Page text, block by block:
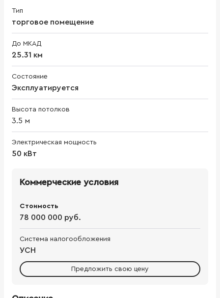
Тип
торговое помещение
До МКАД
25.31 км
Состояние
Эксплуатируется
Высота потолков
3.5 м
Электрическая мощность
50 кВт
Коммерческие условия
Стоимость
78 000 000 руб.
Система налогообложения
УСН
Предложить свою цену